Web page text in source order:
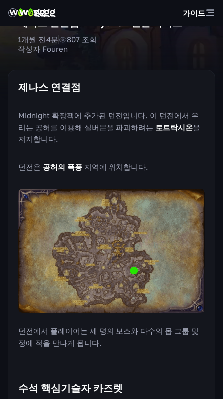
가이드
작성자 Fouren
1개월 전4분 807 조회
제나스 연결점
Midnight 확장팩에 추가된 던전입니다. 이 던전에서 우
리는 공허를 이용해 실버문을 파괴하려는 로트락시온을
저지합니다.
던전은 공허의 폭풍 지역에 위치합니다.
던전에서 플레이어는 세 명의 보스와 다수의 몹 그룹 및
정예 적을 만나게 됩니다.
수석 핵심기술자 카즈렛